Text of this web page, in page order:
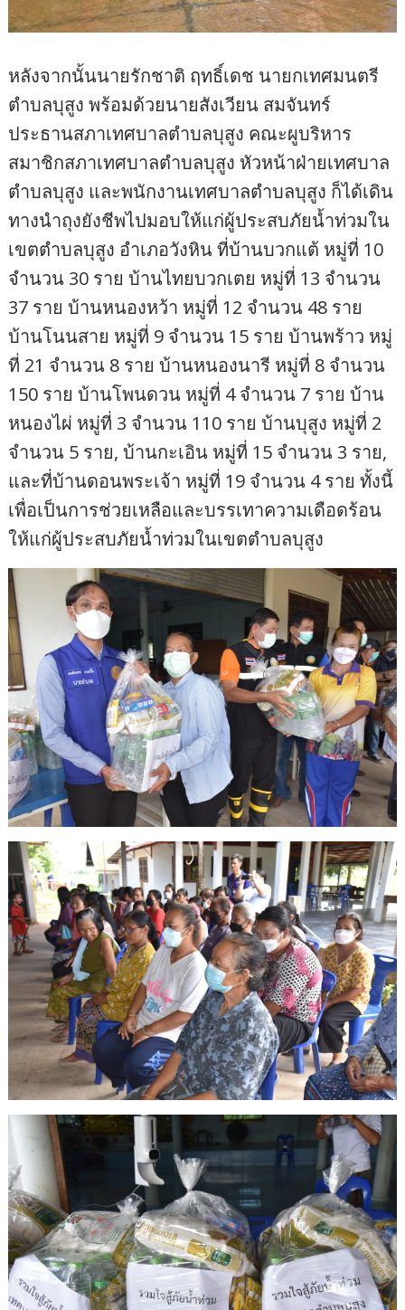
หลังจากนั้นนายรักชาติ ฤทธิ์เดช นายกเทศมนตรี
ตำบลบุสูง พร้อมด้วยนายสังเวียน สมจันทร์
ประธานสภาเทศบาลตำบลบุสูง คณะผูบริหาร
สมาชิกสภาเทศบาลตำบลบุสูง หัวหน้าฝ่ายเทศบาล
ตำบลบุสูง และพนักงานเทศบาลตำบลบุสูง ก็ได้เดิน
ทางนำถุงยังชีพไปมอบให้แก่ผู้ประสบภัยน้ำท่วมใน
เขตตำบลบุสูง อำเภอวังหิน ที่บ้านบวกแต้ หมู่ที่ 10
จำนวน 30 ราย บ้านไทยบวกเตย หมู่ที่ 13 จำนวน
37 ราย บ้านหนองหว้า หมู่ที่ 12 จำนวน 48 ราย
บ้านโนนสาย หมู่ที่ 9 จำนวน 15 ราย บ้านพร้าว หมู่
ที่ 21 จำนวน 8 ราย บ้านหนองนารี หมู่ที่ 8 จำนวน
150 ราย บ้านโพนดวน หมู่ที่ 4 จำนวน 7 ราย บ้าน
หนองไผ่ หมู่ที่ 3 จำนวน 110 ราย บ้านบุสูง หมู่ที่ 2
จำนวน 5 ราย, บ้านกะเอิน หมู่ที่ 15 จำนวน 3 ราย,
และที่บ้านดอนพระเจ้า หมู่ที่ 19 จำนวน 4 ราย ทั้งนี้
เพื่อเป็นการช่วยเหลือและบรรเทาความเดือดร้อน
ให้แก่ผู้ประสบภัยน้ำท่วมในเขตตำบลบุสูง